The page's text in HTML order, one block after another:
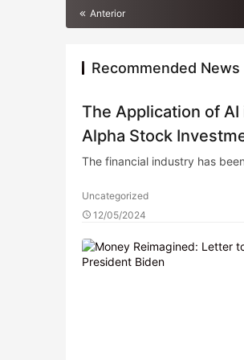
Anterior
Recommended News
The Application of
Alpha Stock
The financial industry has
Uncategorized
12/05/2024